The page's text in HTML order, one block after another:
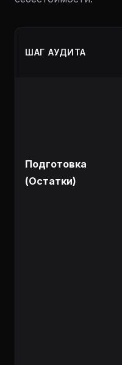
ШАГ АУДИТА
Подготовка
(Остатки)